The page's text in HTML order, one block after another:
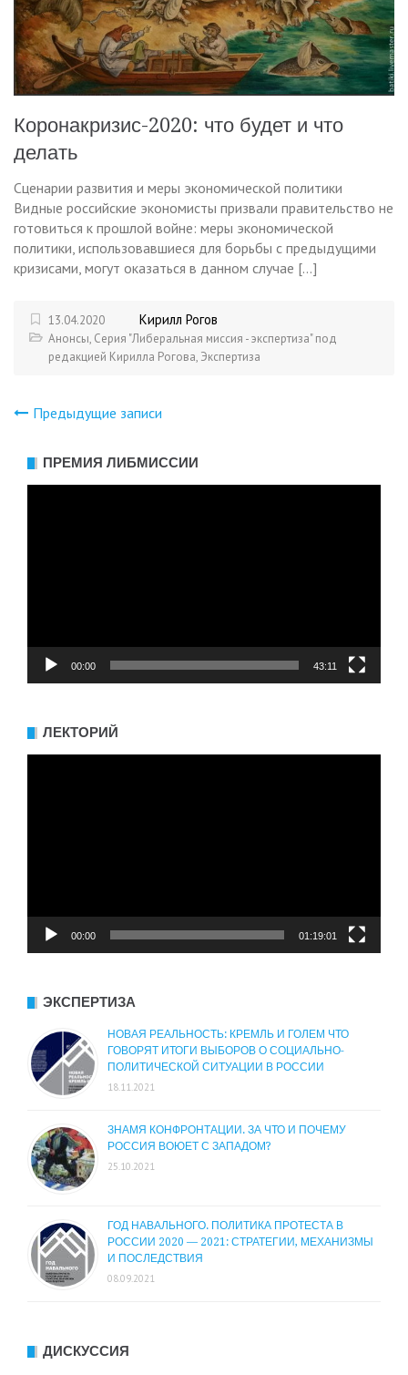
Коронакризис-2020: что будет и что
делать
Сценарии развития и меры экономической политики
Видные российские экономисты призвали правительство не
готовиться к прошлой войне: меры экономической
политики, использовавшиеся для борьбы с предыдущими
кризисами, могут оказаться в данном случае […]
13.04.2020 Кирилл Рогов
Анонсы, Серия "Либеральная миссия - экспертиза" под
редакцией Кирилла Рогова, Экспертиза
Навигация
по
Предыдущие записи
ПРЕМИЯ ЛИБМИССИИ
00:00 43:11
ЛЕКТОРИЙ
00:00 01:19:01
ЭКСПЕРТИЗА
НОВАЯ РЕАЛЬНОСТЬ: КРЕМЛЬ И ГОЛЕМ ЧТО
ГОВОРЯТ ИТОГИ ВЫБОРОВ О СОЦИАЛЬНО-
ПОЛИТИЧЕСКОЙ СИТУАЦИИ В РОССИИ
18.11.2021
ЗНАМЯ КОНФРОНТАЦИИ. ЗА ЧТО И ПОЧЕМУ
РОССИЯ ВОЮЕТ С ЗАПАДОМ?
25.10.2021
ГОД НАВАЛЬНОГО. ПОЛИТИКА ПРОТЕСТА В
РОССИИ 2020 — 2021: СТРАТЕГИИ, МЕХАНИЗМЫ
И ПОСЛЕДСТВИЯ
08.09.2021
ДИСКУССИЯ